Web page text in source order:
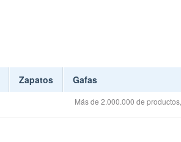
Zapatos Gafas
Más de 2.000.000 de